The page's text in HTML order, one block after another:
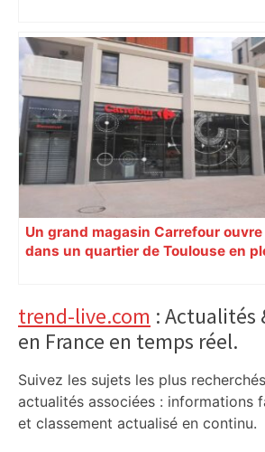
Un OVNI a traversé le ciel ces
jours ! Un OVNI ? Vraiment ??? –
francebleu.fr
Un grand magasin Carrefour ouvre
dans un quartier de Toulouse en
Primary
Sidebar
trend-live.com : Actualités
en France en temps réel.
Suivez les sujets les plus
actualités associées : informations
et classement actualisé en continu.